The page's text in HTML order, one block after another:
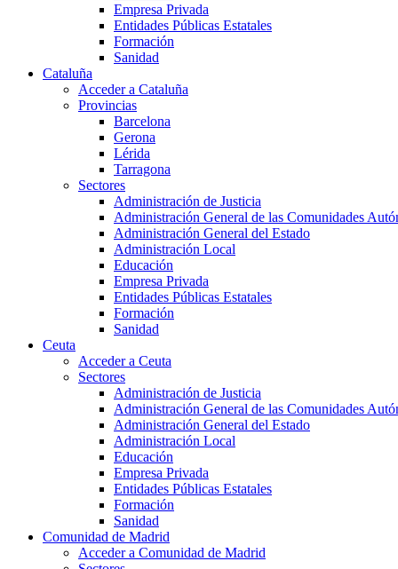
Empresa Privada
Entidades Públicas Estatales
Formación
Sanidad
Cataluña
Acceder a Cataluña
Provincias
Barcelona
Gerona
Lérida
Tarragona
Sectores
Administración de Justicia
Administración General de las Comunidades
Administración General del Estado
Administración Local
Educación
Empresa Privada
Entidades Públicas Estatales
Formación
Sanidad
Ceuta
Acceder a Ceuta
Sectores
Administración de Justicia
Administración General de las Comunidades
Administración General del Estado
Administración Local
Educación
Empresa Privada
Entidades Públicas Estatales
Formación
Sanidad
Comunidad de Madrid
Acceder a Comunidad de Madrid